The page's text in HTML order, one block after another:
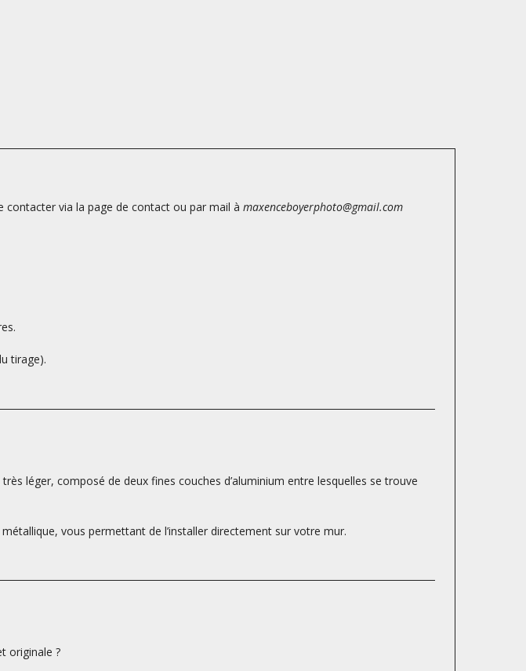
via la page de contact ou par mail à maxenceboyerphoto@gmail.com
tirage).
léger, composé de deux fines couches d’aluminium entre lesquelles se trouve
vous permettant de l’installer directement sur votre mur.
originale ?